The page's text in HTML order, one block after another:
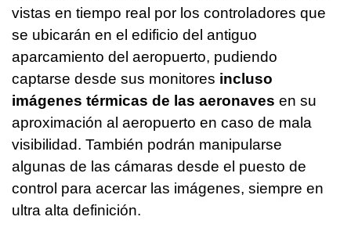
vistas en tiempo real por los controladores que
se ubicarán en el edificio del antiguo
aparcamiento del aeropuerto, pudiendo
captarse desde sus monitores incluso
imágenes térmicas de las aeronaves en su
aproximación al aeropuerto en caso de mala
visibilidad. También podrán manipularse
algunas de las cámaras desde el puesto de
control para acercar las imágenes, siempre en
ultra alta definición.